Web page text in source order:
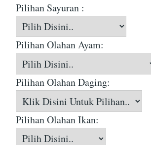
Pilihan Sayuran :
Pilihan Olahan Ayam:
Pilihan Olahan Daging:
Pilihan Olahan Ikan: